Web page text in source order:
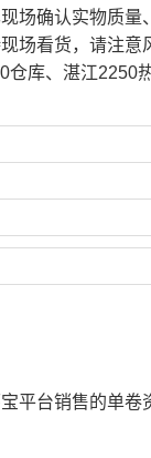
场确认实物质
场看货，请注
仓库、湛江2250
平台销售的单卷